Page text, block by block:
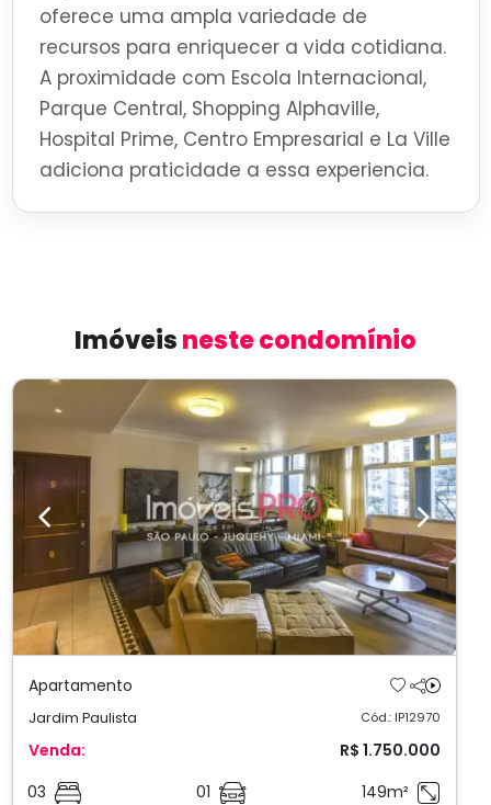
oferece uma ampla variedade de
recursos para enriquecer a vida cotidiana.
A proximidade com Escola Internacional,
Parque Central, Shopping Alphaville,
Hospital Prime, Centro Empresarial e La Ville
adiciona praticidade a essa experiencia.
Imóveisneste condomínio
Previous Next
Apartamento
Jardim Paulista Cód.: IP12970
Venda:
R$ 1.750.000
03
01 149m²